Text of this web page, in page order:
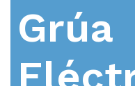
Grúa